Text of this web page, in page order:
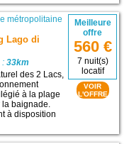
métropolitaine
Lago di
:33km
des 2 Lacs,
à la plage
la baignade.
à disposition
Meilleure
offre
560 €
7 nuit(s)
locatif
VOIR
L'OFFRE